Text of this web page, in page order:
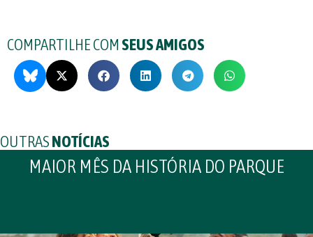
COMPARTILHE COM SEUS AMIGOS
OUTRASNOTÍCIAS
MAIOR MÊS DA HISTÓRIA DO PARQUE